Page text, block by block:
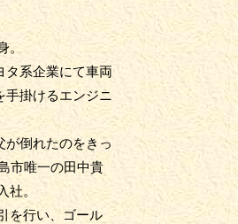
タ系企業にて車両
手掛けるエンジニ
が倒れたのをきっ
市唯一の田中貴
。
を行い、ゴール